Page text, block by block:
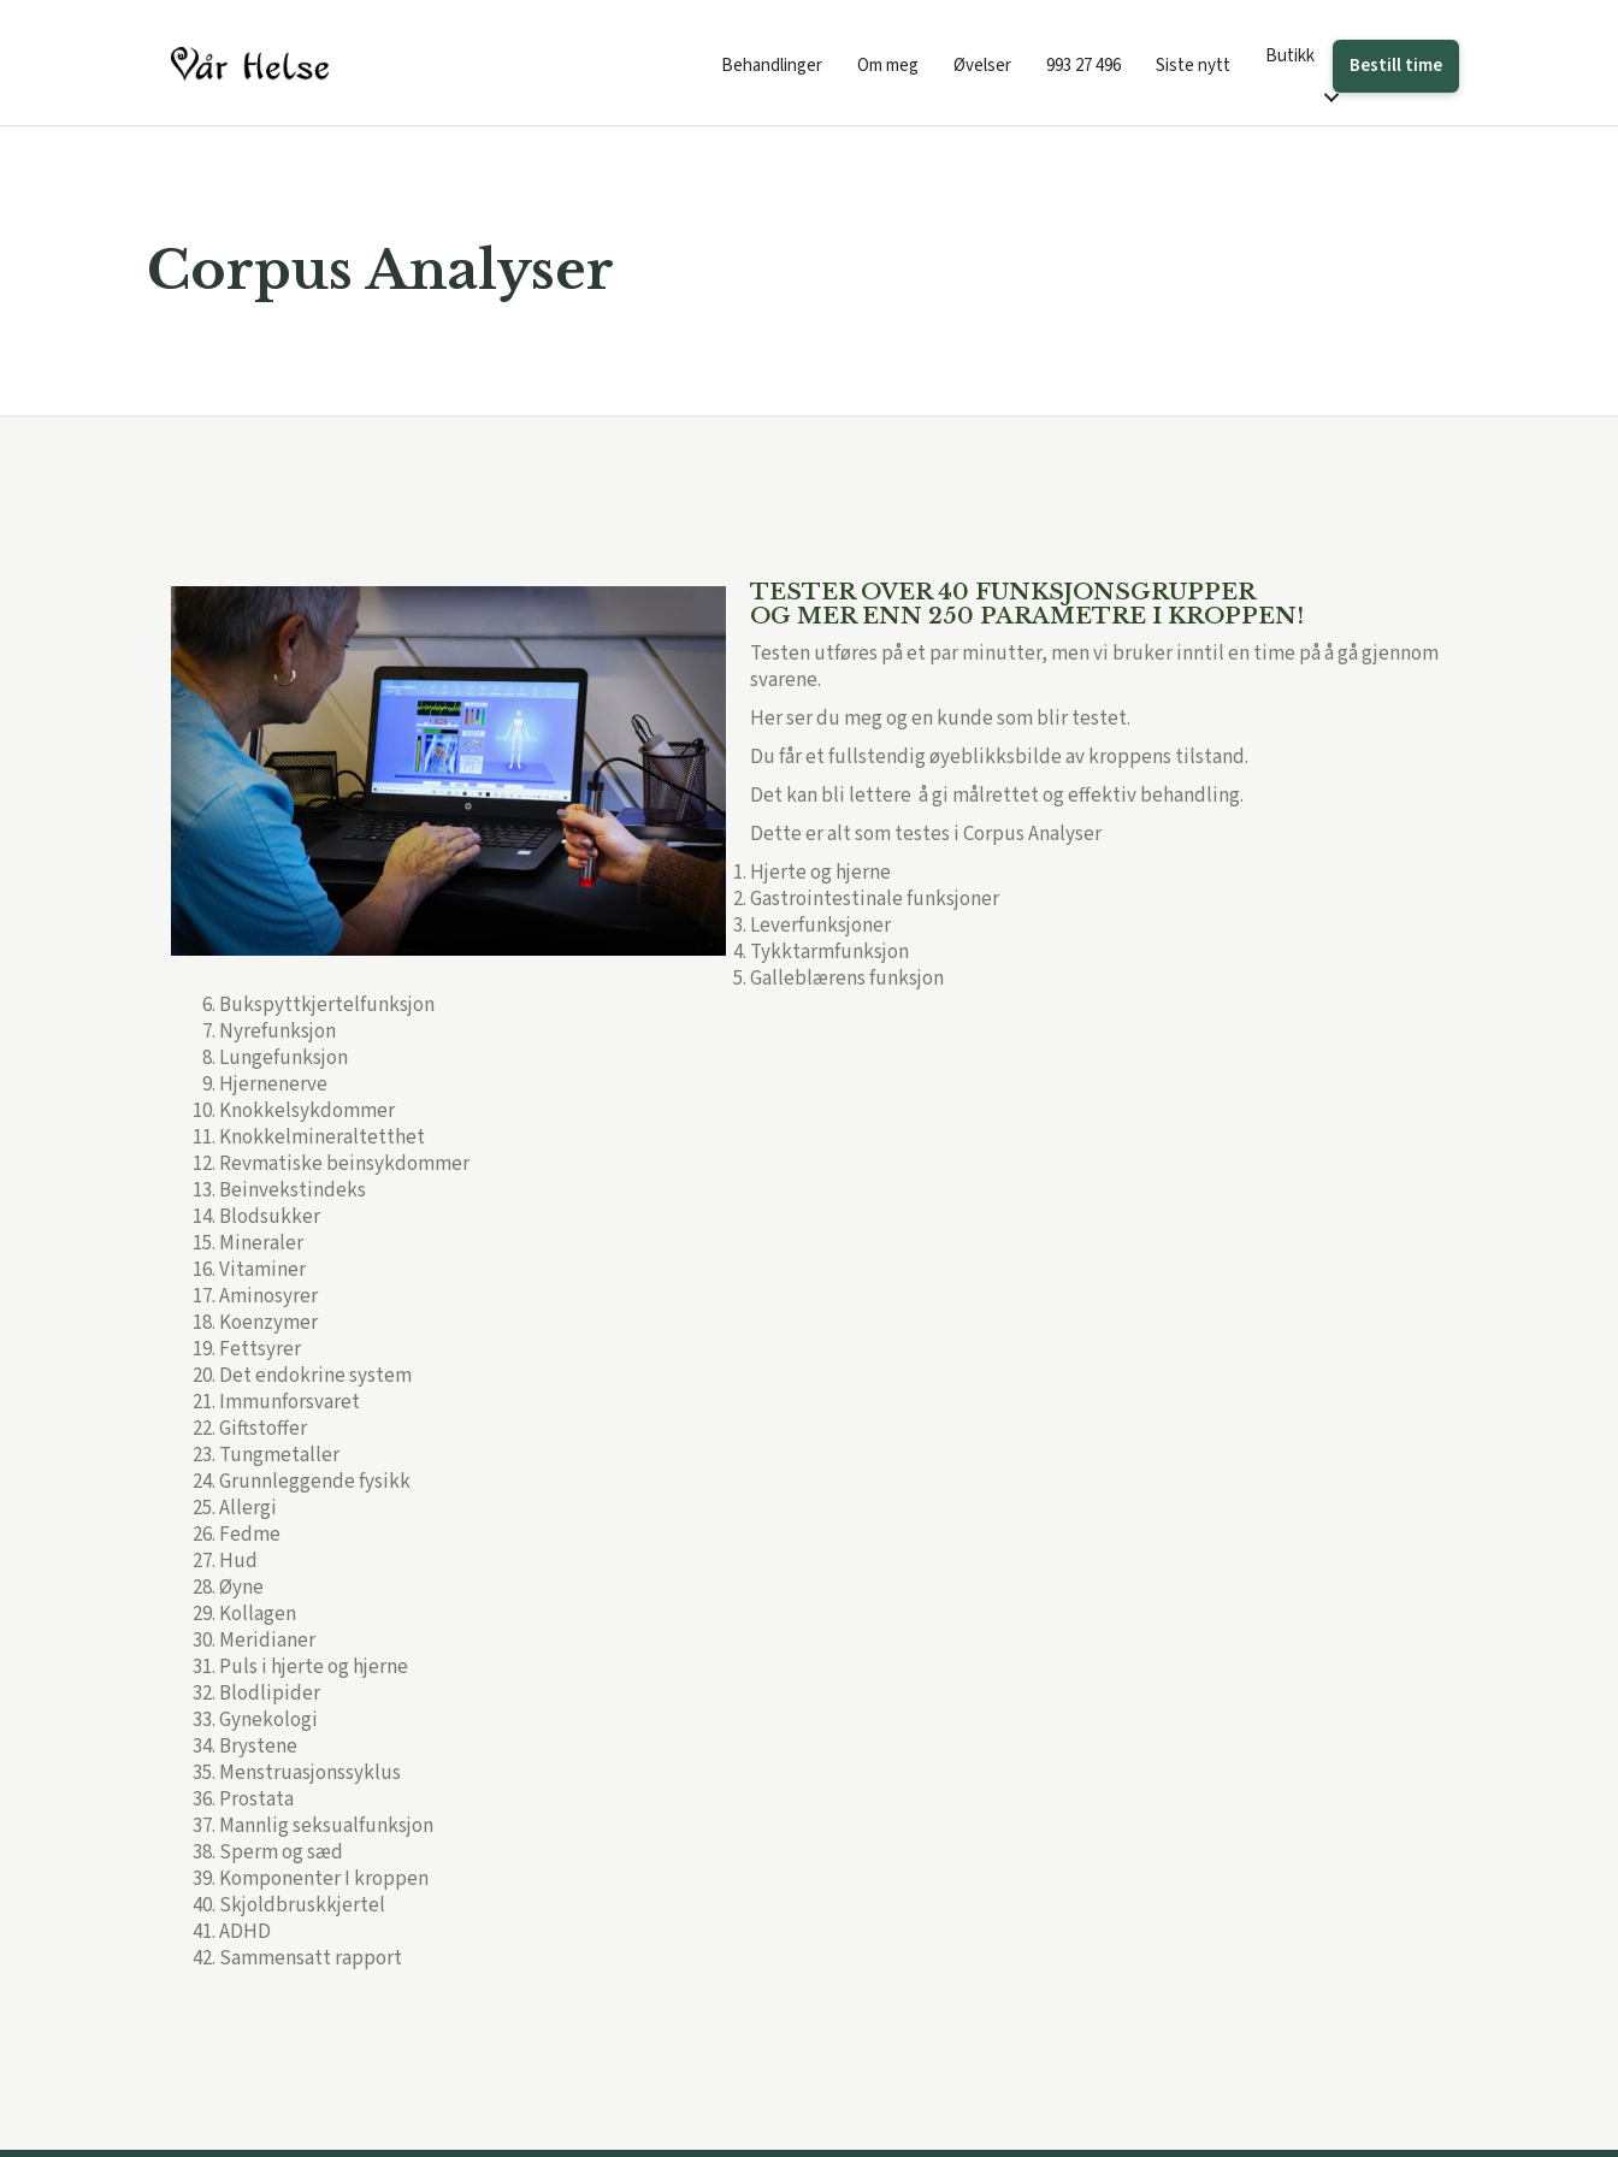
Behandlinger Om meg Øvelser 993 27 496 Siste nytt Butikk Bestill time
Corpus Analyser
TESTER OVER 40 FUNKSJONSGRUPPER
OG MER ENN 250 PARAMETRE I KROPPEN!
Testen utføres på et par minutter, men vi bruker inntil en time på å gå gjennom
svarene.
Her ser du meg og en kunde som blir testet.
Du får et fullstendig øyeblikksbilde av kroppens tilstand.
Det kan bli lettere å gi målrettet og effektiv behandling.
Dette er alt som testes i Corpus Analyser
Hjerte og hjerne
Gastrointestinale funksjoner
Leverfunksjoner
Tykktarmfunksjon
Galleblærens funksjon
Bukspyttkjertelfunksjon
Nyrefunksjon
Lungefunksjon
Hjernenerve
Knokkelsykdommer
Knokkelmineraltetthet
Revmatiske beinsykdommer
Beinvekstindeks
Blodsukker
Mineraler
Vitaminer
Aminosyrer
Koenzymer
Fettsyrer
Det endokrine system
Immunforsvaret
Giftstoffer
Tungmetaller
Grunnleggende fysikk
Allergi
Fedme
Hud
Øyne
Kollagen
Meridianer
Puls i hjerte og hjerne
Blodlipider
Gynekologi
Brystene
Menstruasjonssyklus
Prostata
Mannlig seksualfunksjon
Sperm og sæd
Komponenter I kroppen
Skjoldbruskkjertel
ADHD
Sammensatt rapport